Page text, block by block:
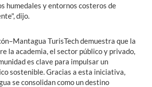
humedales y entornos costeros de
dijo.
TurisTech demuestra que la
la academia, el sector público y privado,
es clave para impulsar un
sostenible. Gracias a esta iniciativa,
se consolidan como un destino